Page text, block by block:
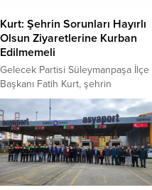
hedefinde altılı masa ve Kemal
Kılıçdaroğlu vardı. Süleymanpaşa
İlçesi...
Kurt: Şehrin Sorunları Hayırlı
Olsun Ziyaretlerine Kurban
Edilmemeli
Gelecek Partisi Süleymanpaşa İlçe
Başkanı Fatih Kurt, şehrin
sorunların hayırlı olsun ziyaretlerin
kurban edilmemesi gerektiğini
söyledi. Seçimler nedeniyle
UKOME toplantıları yapılamadığını
hatırlatan Kurt; “Mızrak zaten
esnafın kemiğine dayanmıştı, şimdi
ise bürokratların hayırlı olsun